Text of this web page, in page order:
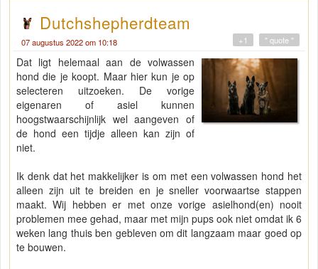
Dutchshepherdteam
07 augustus 2022 om 10:18 " quote "
+1
Dat ligt helemaal aan de volwassen
hond die je koopt. Maar hier kun je op
selecteren uitzoeken. De vorige
eigenaren of asiel kunnen
hoogstwaarschijnlijk wel aangeven of
de hond een tijdje alleen kan zijn of
niet.
Ik denk dat het makkelijker is om met een volwassen hond het
alleen zijn uit te breiden en je sneller voorwaartse stappen
maakt. Wij hebben er met onze vorige asielhond(en) nooit
problemen mee gehad, maar met mijn pups ook niet omdat ik 6
weken lang thuis ben gebleven om dit langzaam maar goed op
te bouwen.